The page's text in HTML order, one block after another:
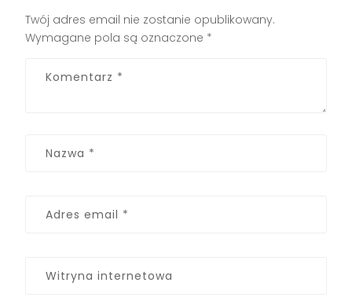
Twój adres email nie zostanie opublikowany.
Wymagane pola są oznaczone *